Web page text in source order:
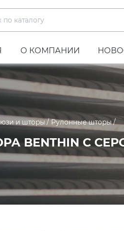
по каталогу
О КОМПАНИИ
и шторы Рулонные шторы
BENTHIN С